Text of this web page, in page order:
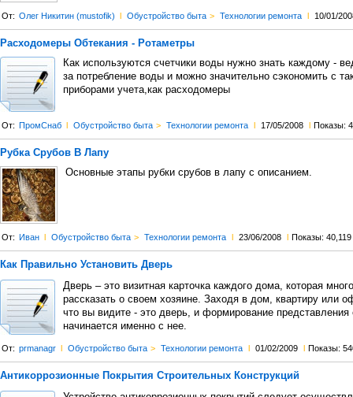
От: Олег Никитин (mustofik) l Обустройство быта > Технологии ремонта l 10/01/
Расходомеры Обтекания - Ротаметры
Как используются счетчики воды нужно знать каждому -
за потребление воды и можно значительно сэкономить с
приборами учета,как расходомеры
От: ПромСнаб l Обустройство быта > Технологии ремонта l 17/05/2008 l Показы:
Рубка Срубов В Лапу
Основные этапы рубки срубов в лапу с описанием.
От: Иван l Обустройство быта > Технологии ремонта l 23/06/2008 l Показы: 40,119
Как Правильно Установить Дверь
Дверь – это визитная карточка каждого дома, которая
рассказать о своем хозяине. Заходя в дом, квартиру или
что вы видите - это дверь, и формирование представления
начинается именно с нее.
От: prmanagr l Обустройство быта > Технологии ремонта l 01/02/2009 l Показы:
Антикоррозионные Покрытия Строительных Конструкций